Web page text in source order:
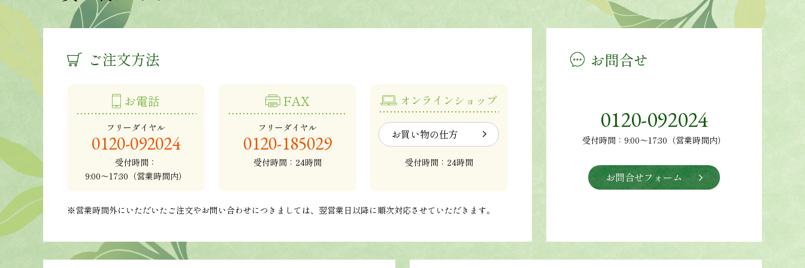
ご注文方法
お電話
フリーダイヤル
0120-092024
受付時間：
9:00～17:30（営業時間内）
FAX
フリーダイヤル
0120-185029
受付時間：24時間
オンラインショップ
お買い物の仕方
受付時間：24時間
※営業時間外にいただいたご注文やお問い合わせにつきましては、翌営業日以降に順次対応させていただきます。
お問合せ
0120-092024
受付時間：9:00～17:30（営業時間内）
お問合せフォーム